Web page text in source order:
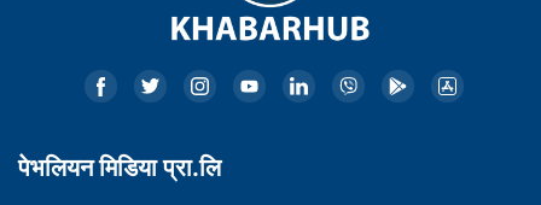
पेभलियन मिडिया प्रा.लि